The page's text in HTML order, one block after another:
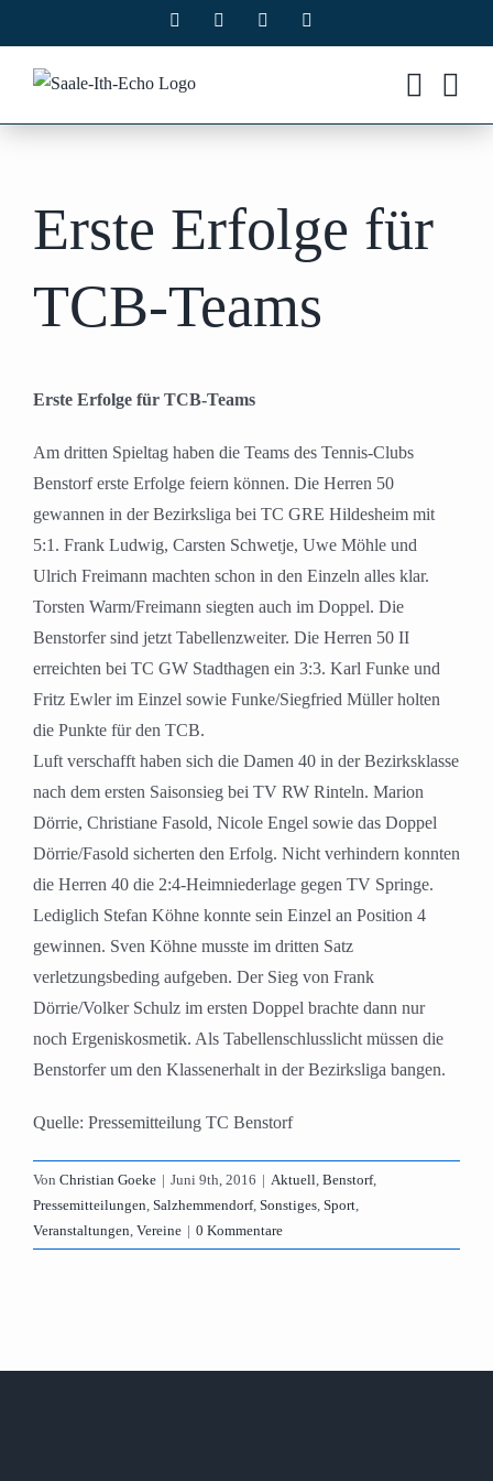
Inhalt
springen
Facebook Instagram
Erste Erfolge für
TCB-Teams
Erste Erfolge für TCB-Teams
Am dritten Spieltag haben die Teams des Tennis-Clubs
Benstorf erste Erfolge feiern können. Die Herren 50
gewannen in der Bezirksliga bei TC GRE Hildesheim mit
5:1. Frank Ludwig, Carsten Schwetje, Uwe Möhle und
Ulrich Freimann machten schon in den Einzeln alles klar.
Torsten Warm/Freimann siegten auch im Doppel. Die
Benstorfer sind jetzt Tabellenzweiter. Die Herren 50 II
erreichten bei TC GW Stadthagen ein 3:3. Karl Funke und
Fritz Ewler im Einzel sowie Funke/Siegfried Müller holten
die Punkte für den TCB.
Luft verschafft haben sich die Damen 40 in der Bezirksklasse
nach dem ersten Saisonsieg bei TV RW Rinteln. Marion
Dörrie, Christiane Fasold, Nicole Engel sowie das Doppel
Dörrie/Fasold sicherten den Erfolg. Nicht verhindern konnten
die Herren 40 die 2:4-Heimniederlage gegen TV Springe.
Lediglich Stefan Köhne konnte sein Einzel an Position 4
gewinnen. Sven Köhne musste im dritten Satz
verletzungsbeding aufgeben. Der Sieg von Frank
Dörrie/Volker Schulz im ersten Doppel brachte dann nur
noch Ergeniskosmetik. Als Tabellenschlusslicht müssen die
Benstorfer um den Klassenerhalt in der Bezirksliga bangen.
Quelle: Pressemitteilung TC Benstorf
Von Christian Goeke | Juni 9th, 2016 | Aktuell, Benstorf,
Pressemitteilungen, Salzhemmendorf, Sonstiges, Sport,
Veranstaltungen, Vereine | 0 Kommentare